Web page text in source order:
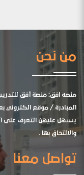
من نحن
منصه افق: منصة أفق
المبادرة / موقع الكتروني
يسهل عليهن التعرف على
والالتحاق بها .
تواصل معنا